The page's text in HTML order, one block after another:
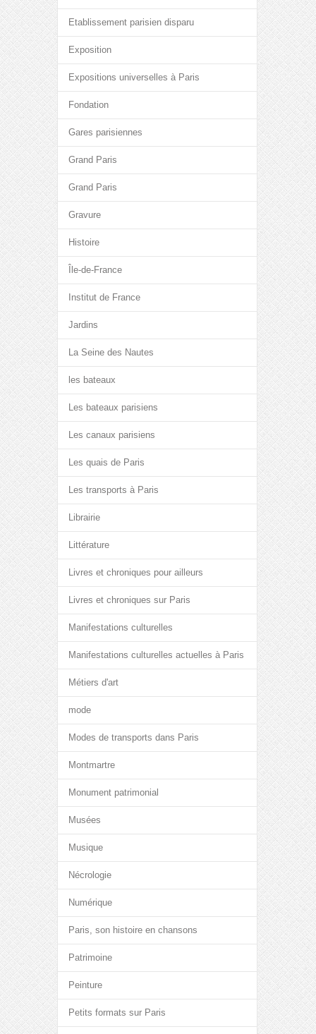
Etablissement parisien disparu
Exposition
Expositions universelles à Paris
Fondation
Gares parisiennes
Grand Paris
Grand Paris
Gravure
Histoire
Île-de-France
Institut de France
Jardins
La Seine des Nautes
les bateaux
Les bateaux parisiens
Les canaux parisiens
Les quais de Paris
Les transports à Paris
Librairie
Littérature
Livres et chroniques pour ailleurs
Livres et chroniques sur Paris
Manifestations culturelles
Manifestations culturelles actuelles à Paris
Métiers d'art
mode
Modes de transports dans Paris
Montmartre
Monument patrimonial
Musées
Musique
Nécrologie
Numérique
Paris, son histoire en chansons
Patrimoine
Peinture
Petits formats sur Paris